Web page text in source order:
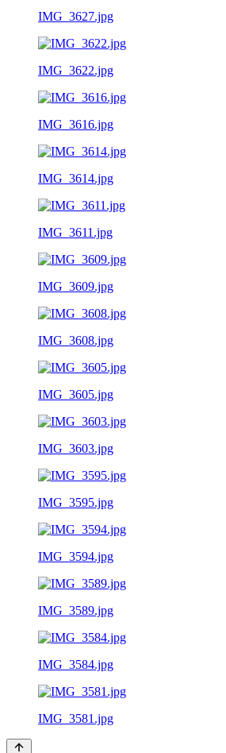
IMG_3627.jpg
IMG_3622.jpg
IMG_3616.jpg
IMG_3614.jpg
IMG_3611.jpg
IMG_3609.jpg
IMG_3608.jpg
IMG_3605.jpg
IMG_3603.jpg
IMG_3595.jpg
IMG_3594.jpg
IMG_3589.jpg
IMG_3584.jpg
IMG_3581.jpg